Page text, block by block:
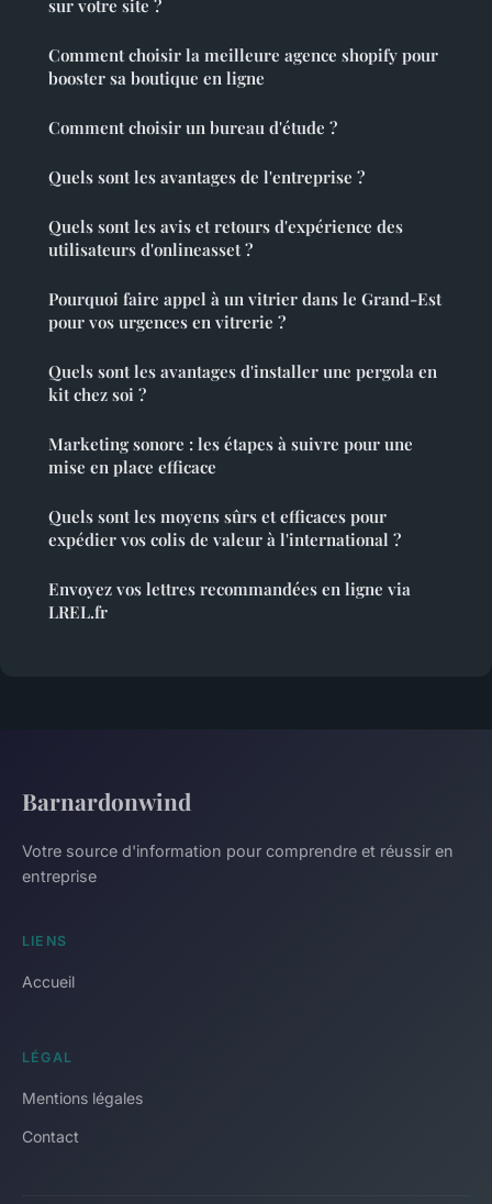
sur votre site ?
Comment choisir la meilleure agence shopify pour
booster sa boutique en ligne
Comment choisir un bureau d'étude ?
Quels sont les avantages de l'entreprise ?
Quels sont les avis et retours d'expérience des
utilisateurs d'onlineasset ?
Pourquoi faire appel à un vitrier dans le Grand-Est
pour vos urgences en vitrerie ?
Quels sont les avantages d'installer une pergola en
kit chez soi ?
Marketing sonore : les étapes à suivre pour une
mise en place efficace
Quels sont les moyens sûrs et efficaces pour
expédier vos colis de valeur à l'international ?
Envoyez vos lettres recommandées en ligne via
LREL.fr
Barnardonwind
Votre source d'information pour comprendre et réussir en
entreprise
LIENS
Accueil
LÉGAL
Mentions légales
Contact